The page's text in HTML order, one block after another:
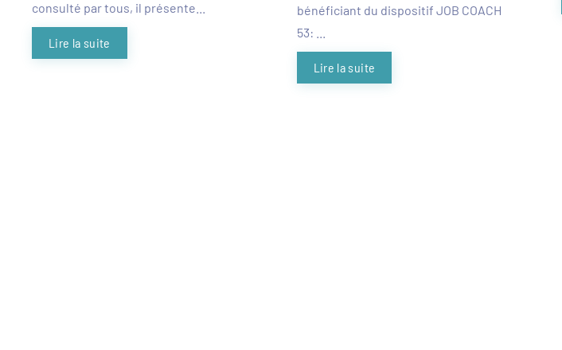
consulté par tous, il présente...
Lire la suite
bénéficiant du dispositif JOB COACH
53: ...
Lire la suite